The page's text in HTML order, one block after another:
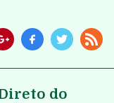
do